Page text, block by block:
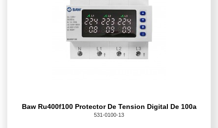
Baw Ru400f100 Protector De Tension Digital De 100a
531-0100-13